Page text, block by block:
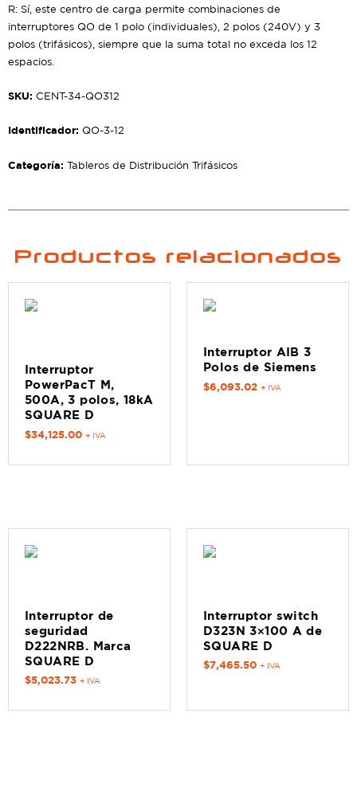
R: Sí, este centro de carga permite combinaciones de
interruptores QO de 1 polo (individuales), 2 polos (240V) y 3
polos (trifásicos), siempre que la suma total no exceda los 12
espacios.
SKU: CENT-34-QO312
Identificador: QO-3-12
Categoría: Tableros de Distribución Trifásicos
Productos relacionados
Interruptor
PowerPacT M,
500A, 3 polos, 18kA
SQUARE D
$34,125.00 + IVA
Interruptor AIB 3
Polos de Siemens
$6,093.02 + IVA
Interruptor de
seguridad
D222NRB. Marca
SQUARE D
$5,023.73 + IVA
Interruptor switch
D323N 3×100 A de
SQUARE D
$7,465.50 + IVA